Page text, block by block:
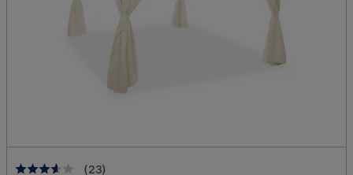
(23)